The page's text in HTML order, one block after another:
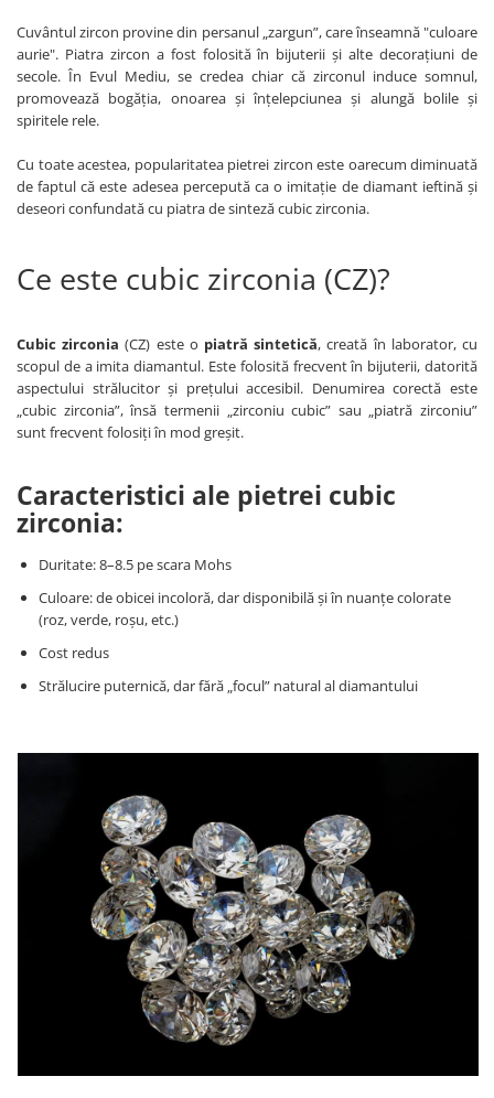
Cuvântul zircon provine din persanul „zargun”, care înseamnă "culoare
aurie". Piatra zircon a fost folosită în bijuterii și alte decorațiuni de
secole. În Evul Mediu, se credea chiar că zirconul induce somnul,
promovează bogăția, onoarea și înțelepciunea și alungă bolile și
spiritele rele.
Cu toate acestea, popularitatea pietrei zircon este oarecum diminuată
de faptul că este adesea percepută ca o imitație de diamant ieftină și
deseori confundată cu piatra de sinteză cubic zirconia.
Ce este cubic zirconia (CZ)?
Cubic zirconia (CZ) este o piatră sintetică, creată în laborator, cu
scopul de a imita diamantul. Este folosită frecvent în bijuterii, datorită
aspectului strălucitor și prețului accesibil. Denumirea corectă este
„cubic zirconia”, însă termenii „zirconiu cubic” sau „piatră zirconiu”
sunt frecvent folosiți în mod greșit.
Caracteristici ale pietrei cubic
zirconia:
Duritate: 8–8.5 pe scara Mohs
Culoare: de obicei incoloră, dar disponibilă și în nuanțe colorate
(roz, verde, roșu, etc.)
Cost redus
Strălucire puternică, dar fără „focul” natural al diamantului